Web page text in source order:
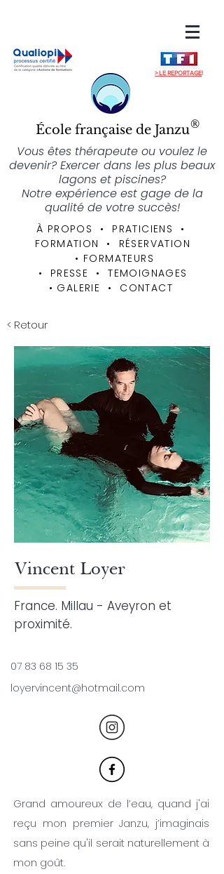
> LE REPORTAGE!
École française de Janzu®
Vous êtes thérapeute ou voulez le
devenir? Exercer dans les plus beaux
lagons et piscines?
Notre expérience est gage de la
qualité de votre succès!
À PROPOS • PRATICIENS •
FORMATION
•
RÉSERVATION
• FORMATEURS
• PRESSE • TEMOIGNAGES
• GALERIE • CONTACT
< Retour
Vincent Loyer
France. Millau - Aveyron et
proximité.
07 83 68 15 35
loyervincent@hotmail.com
Grand amoureux de l’eau, quand j'ai
reçu mon premier Janzu, j’imaginais
sans peine qu'il serait naturellement à
mon goût.